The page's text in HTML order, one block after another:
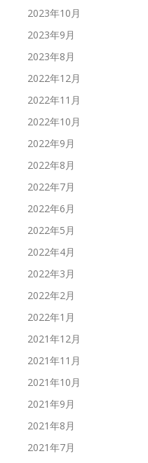
2023年10月
2023年9月
2023年8月
2022年12月
2022年11月
2022年10月
2022年9月
2022年8月
2022年7月
2022年6月
2022年5月
2022年4月
2022年3月
2022年2月
2022年1月
2021年12月
2021年11月
2021年10月
2021年9月
2021年8月
2021年7月